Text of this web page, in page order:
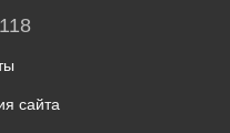
сайта